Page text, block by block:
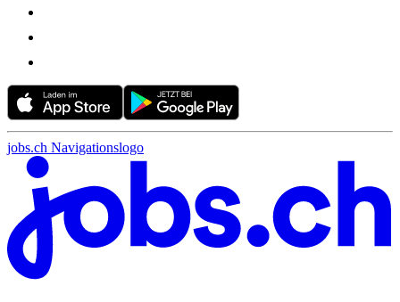
jobs.ch Navigationslogo